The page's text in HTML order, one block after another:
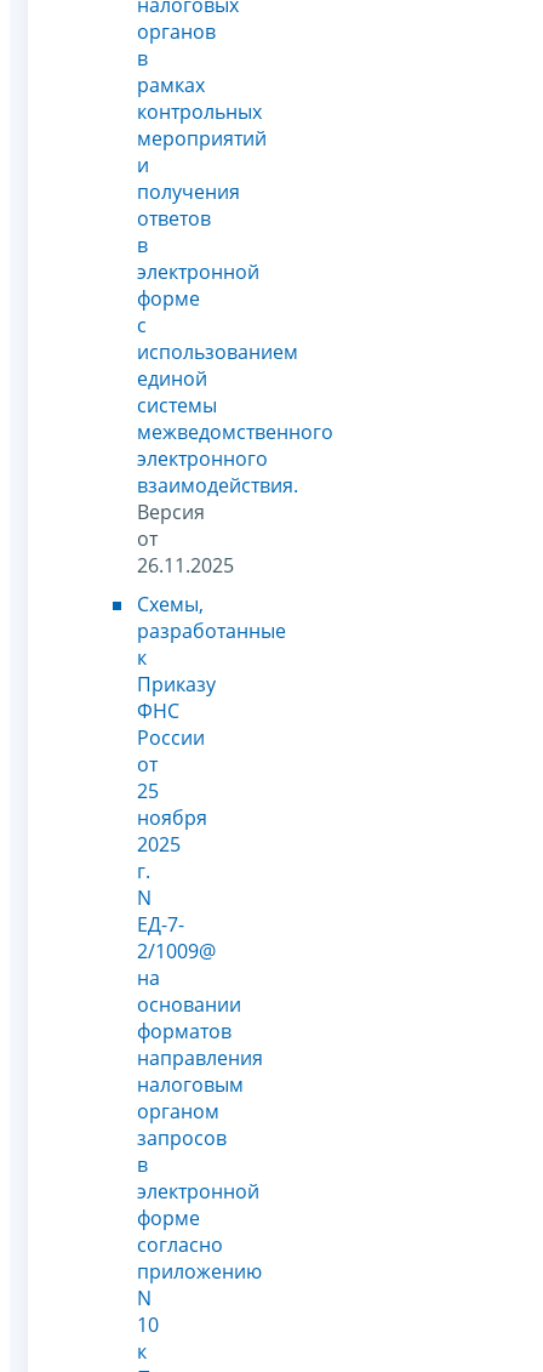
налоговых
органов
в
рамках
контрольных
мероприятий
и
получения
ответов
в
электронной
форме
с
использованием
единой
системы
межведомственного
электронного
взаимодействия.
Версия
от
26.11.2025
Схемы,
разработанные
к
Приказу
ФНС
России
от
25
ноября
2025
г.
N
ЕД-7-
2/1009@
на
основании
форматов
направления
налоговым
органом
запросов
в
электронной
форме
согласно
приложению
N
10
к